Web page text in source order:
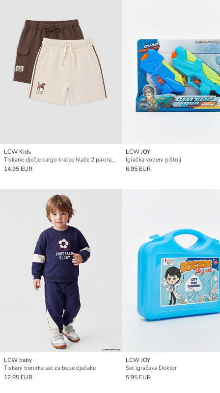
LCW Kids
Tiskane dječje cargo kratke hlače 2 pakiranja
14.95 EUR
LCW JOY
Igračka vodeni pištolj
6.95 EUR
LCW baby
Tiskani trenirka set za bebe dječake
12.95 EUR
LCW JOY
Set igračaka Doktor
5.95 EUR